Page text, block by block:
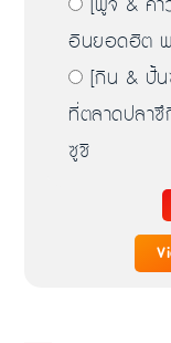
[ฟูจิ & คา
อินยอดฮิต
[กิน & ปั้
ที่ตลาดปลา
ซูชิ